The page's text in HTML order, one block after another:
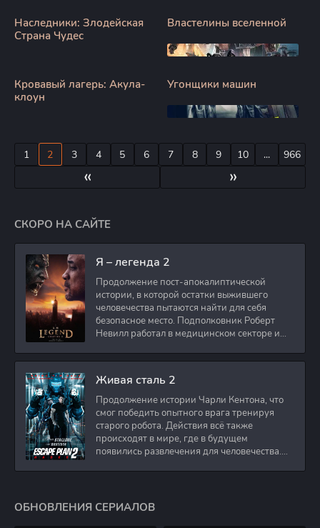
Наследники: Злодейская
Страна Чудес
Властелины вселенной
Кровавый лагерь: Акула-
клоун
Угонщики машин
«
1 2 3 4 5 6 7 8 9 10 ... 966
»
СКОРО НА САЙТЕ
Я – легенда 2
Продолжение пост-апокалиптической
истории, в которой остатки выжившего
человечества пытаются найти для себя
безопасное место. Подполковник Роберт
Невилл работал в медицинском секторе и
Живая сталь 2
Продолжение истории Чарли Кентона, что
смог победить опытного врага тренируя
старого робота. Действия всё также
происходят в мире, где в будущем
появились развлечения для человечества.
ОБНОВЛЕНИЯ СЕРИАЛОВ